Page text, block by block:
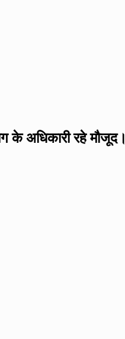
के अधिकारी रहे मौजूद।